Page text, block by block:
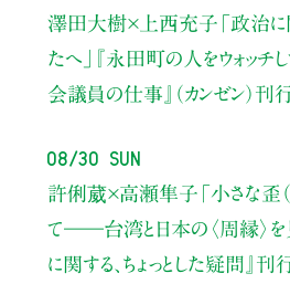
澤田大樹×上西充子 「政治
たへ」
『永田町の人をウォッチ
会議員の仕事』（カンゼン）刊
08/30 Sun
許俐葳×高瀬隼子 「小さな歪
て――台湾と日本の〈周縁〉を
に関する、ちょっとした疑問』